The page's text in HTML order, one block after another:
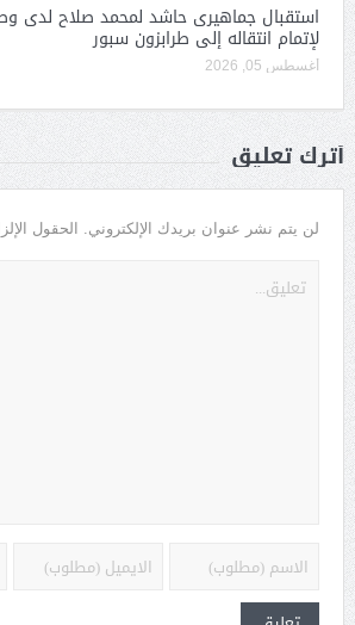
استقبال جماهيرى حاشد لمحمد صلاح لدى
لإتمام انتقاله إلى طرابزون سبور
أغسطس 05, 2026
أترك تعليق
لن يتم نشر عنوان بريدك الإلكتروني. الحقول